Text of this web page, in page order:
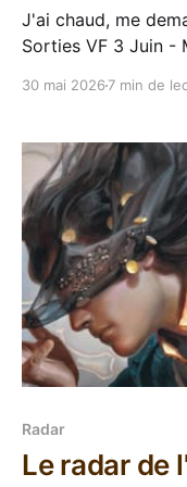
J'ai chaud, me
Sorties VF 3 Juin - Maggie the undying 1 : This
30 mai 2026 7 min de
Radar
Le radar de